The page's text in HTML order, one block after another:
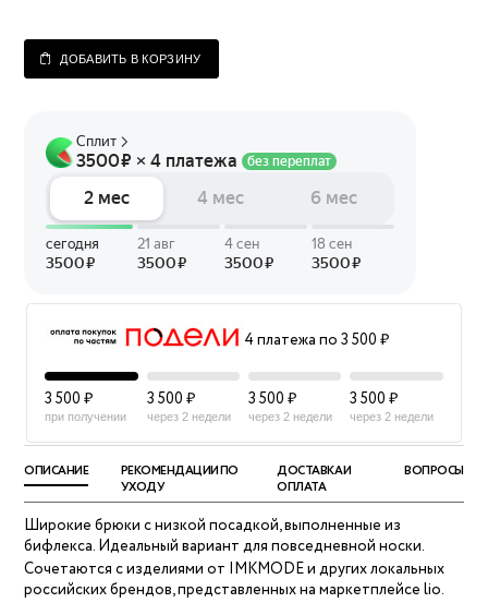
ДОБАВИТЬ В КОРЗИНУ
4 платежа по 3 500 ₽
3 500 ₽
при получении
3 500 ₽
через 2 недели
3 500 ₽
через 2 недели
3 500 ₽
через 2 недели
ОПИСАНИЕ
РЕКОМЕНДАЦИИ ПО
УХОДУ
ДОСТАВКА И
ОПЛАТА
ВОПРОСЫ
Широкие брюки с низкой посадкой, выполненные из
бифлекса. Идеальный вариант для повседневной носки.
Сочетаются с изделиями от IMKMODE и других локальных
российских брендов, представленных на маркетплейсе lio.